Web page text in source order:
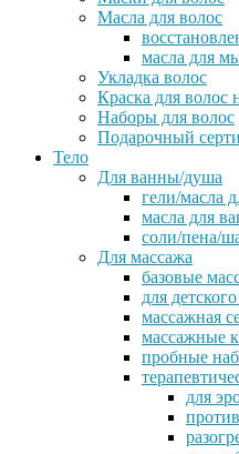
Масла для волос
масла для
Укладка волос
Краска для волос
Наборы для волос
Подарочный
Тело
Для ванны/душа
гели/масла
масла для
соли/пена/
Для массажа
базовые
для
массажная
массажные
пробные
для